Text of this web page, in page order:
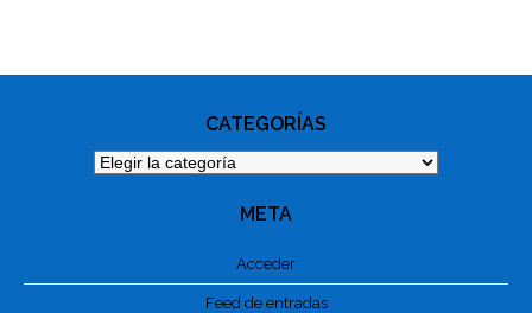
NAVIGATION
CATEGORÍAS
Categorías
META
Acceder
Feed de entradas